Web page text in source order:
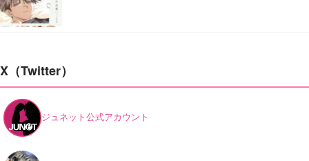
X（Twitter）
ジュネット公式アカウント